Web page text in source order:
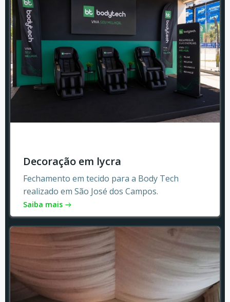
Decoração em lycra
Fechamento em tecido para a Body Tech
realizado em São José dos Campos.
Saiba mais